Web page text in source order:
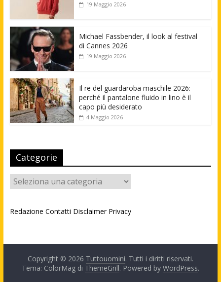
19 Maggio 2026
Michael Fassbender, il look al festival
di Cannes 2026
19 Maggio 2026
Il re del guardaroba maschile 2026:
perché il pantalone fluido in lino è il
capo più desiderato
4 Maggio 2026
Categorie
Categorie
Redazione Contatti Disclaimer Privacy
Copyright © 2026 Tuttouomini. Tutti i diritti riservati.
Tema: ColorMag di ThemeGrill. Powered by WordPress.